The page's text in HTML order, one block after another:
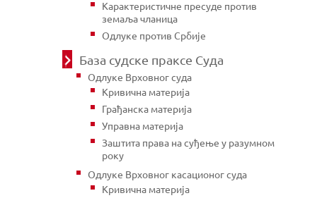
Карактеристичне пресуде против
земаља чланица
Одлуке против Србије
База судске праксе Суда
Одлуке Врховног суда
Кривична материја
Грађанска материја
Управна материја
Заштита права на суђење у разумном
року
Одлуке Врховног касационог суда
Кривична материја